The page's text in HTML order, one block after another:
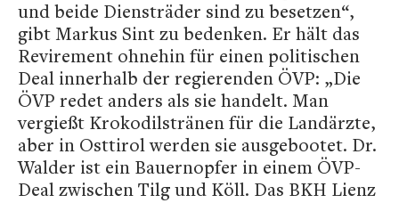
und beide Diensträder sind zu besetzen“,
gibt Markus Sint zu bedenken. Er hält das
Revirement ohnehin für einen politischen
Deal innerhalb der regierenden ÖVP: „Die
ÖVP redet anders als sie handelt. Man
vergießt Krokodilstränen für die Landärzte,
aber in Osttirol werden sie ausgebootet. Dr.
Walder ist ein Bauernopfer in einem ÖVP-
Deal zwischen Tilg und Köll. Das BKH Lienz